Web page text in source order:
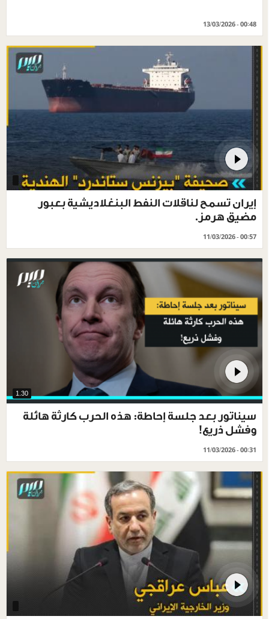
13/03/2026 - 00:48
إيران تسمح لناقلات النفط البنغلاديشية بعبور
مضيق هرمز.
11/03/2026 - 00:57
1.30
سيناتور بعد جلسة إحاطة: هذه الحرب كارثة هائلة
وفشل ذريع!
11/03/2026 - 00:31